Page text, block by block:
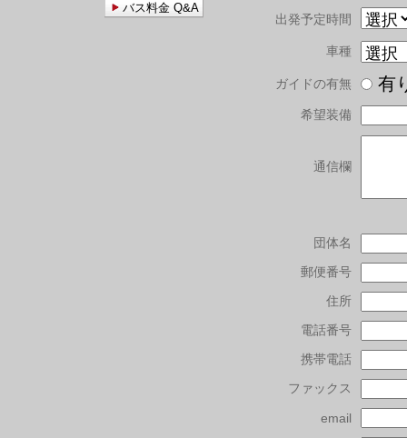
出発予定時間
車種
ガイドの有無
希望装備
通信欄
団体名
郵便番号
住所
電話番号
携帯電話
ファックス
email
バス料金 Q&A